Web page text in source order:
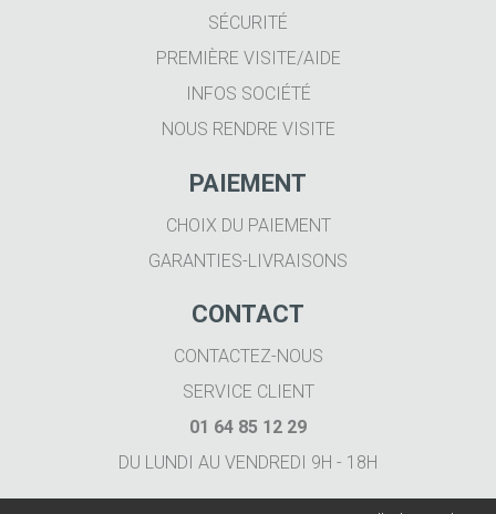
SÉCURITÉ
PREMIÈRE VISITE/AIDE
INFOS SOCIÉTÉ
NOUS RENDRE VISITE
PAIEMENT
CHOIX DU PAIEMENT
GARANTIES-LIVRAISONS
CONTACT
CONTACTEZ-NOUS
SERVICE CLIENT
01 64 85 12 29
DU LUNDI AU VENDREDI 9H - 18H